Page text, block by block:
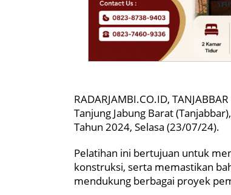
RADARJAMBI.CO.ID,
Tanjung Jabung Barat
Tahun 2024, Selasa (23/07/24).
Pelatihan ini bertujuan untuk
konstruksi, serta memastikan
mendukung berbagai proyek